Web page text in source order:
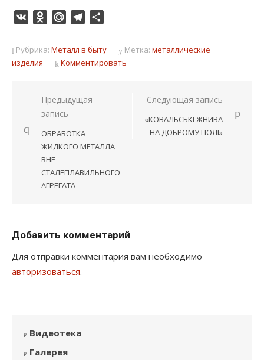
VK Odnoklassniki
Mail.RuTelegram
Рубрика: Металл в быту Метка: металлические
изделия
Комментировать
Навигация
записям
Предыдущая
запись
ОБРАБОТКА
ЖИДКОГО МЕТАЛЛА
ВНЕ
СТАЛЕПЛАВИЛЬНОГО
АГРЕГАТА
Следующая запись
«КОВАЛЬСЬКІ ЖНИВА
НА ДОБРОМУ ПОЛІ»
Добавить комментарий
Для отправки комментария вам необходимо
авторизоваться.
Видеотека
Галерея